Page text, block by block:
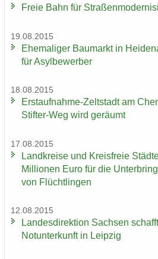
Freie Bahn für
19.08.2015
Ehe­ma­li­ger Bau­markt in
für Asyl­be­wer­ber
18.08.2015
Erstaufnahme-​Zeltstadt am
Stifter-Weg wird ge­räumt
17.08.2015
Land­krei­se und Kreis­freie
Mil­lio­nen Euro für die
von Flücht­lin­gen
12.08.2015
Lan­des­di­rek­ti­on Sach­sen
Notunterkunft in Leip­zig